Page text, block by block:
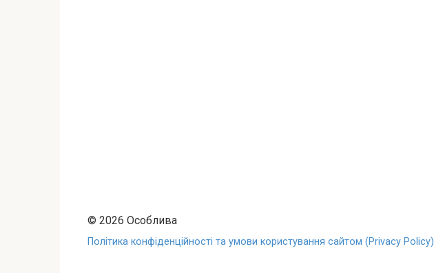
© 2026 Особлива
Політика конфіденційності та умови користування сайтом (Privacy Policy)